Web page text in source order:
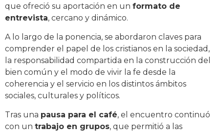
que ofreció su aportación en un formato de
entrevista, cercano y dinámico.
A lo largo de la ponencia, se abordaron claves para
comprender el papel de los cristianos en la sociedad,
la responsabilidad compartida en la construcción del
bien común y el modo de vivir la fe desde la
coherencia y el servicio en los distintos ámbitos
sociales, culturales y políticos.
Tras una pausa para el café, el encuentro continuó
con un trabajo en grupos, que permitió a las